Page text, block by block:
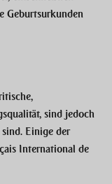
Geburtsurkunden
sind jedoch
Einige der
International de